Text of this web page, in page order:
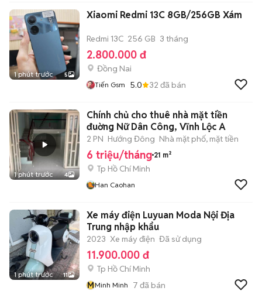
1 phút trước 5
Xiaomi Redmi 13C 8GB/256GB Xám
Redmi 13C 256 GB 3 tháng
2.800.000 đ
Đồng Nai
Tiến Gsm 5.0 32 đã bán
1 phút trước 4
Chính chủ cho thuê nhà mặt tiền
đuờng Nữ Dân Công, Vĩnh Lộc A
2 PN Hướng Đông Nhà mặt phố, mặt tiền
6 triệu/tháng 21 m²
Tp Hồ Chí Minh
Han Caohan
1 phút trước 11
Xe máy điện Luyuan Moda Nội Địa
Trung nhập khẩu
2023 Xe máy điện Đã sử dụng
11.900.000 đ
Tp Hồ Chí Minh
MMinh Minh 7 đã bán